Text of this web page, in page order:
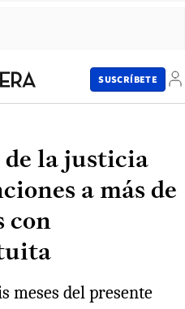
SUSCRÍBETE
de la justicia
a más de
con
meses del presente